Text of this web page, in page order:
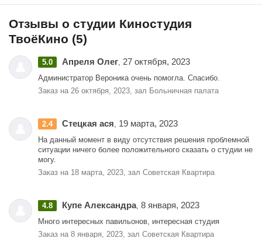
световому решению, тени шторы рисуют на стене красивый
новыми красками.
Отзывы о студии Киностудия
ТвоёКино (5)
5.0 Апреля Олег, 27 октября, 2023
Администратор Вероника очень помогла. Спасибо.
Заказ на 26 октября, 2023, зал Больничная палата
2.4 Стецкая ася, 19 марта, 2023
На данный момент в виду отсутствия решения проблемной
ситуации ничего более положительного сказать о студии не
могу.
Заказ на 18 марта, 2023, зал Советская Квартира
4.8 Купе Александра, 8 января, 2023
Много интересных павильонов, интересная студия
Заказ на 8 января, 2023, зал Советская Квартира